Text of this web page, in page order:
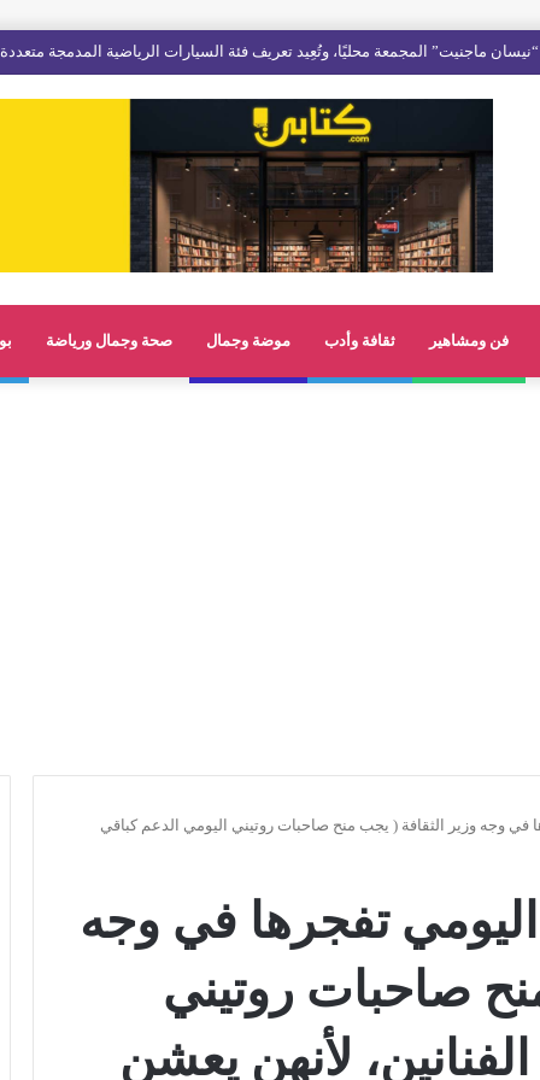
فن ومشاهير ثقافة وأدب موضة وجمال صحة وجمال ورياضة
في وجه وزير الثقافة ( يجب منح صاحبات روتيني اليومي الدعم كباقي
تفجرها في وجه
صاحبات روتيني
لأنهن يعشن